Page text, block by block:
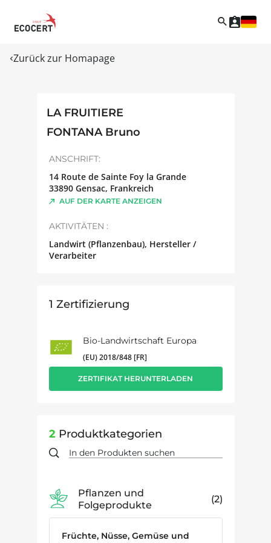
Zurück zur Homapage
LA FRUITIERE
FONTANA Bruno
ANSCHRIFT:
14 Route de Sainte Foy la Grande
33890 Gensac, Frankreich
AUF DER KARTE ANZEIGEN
AKTIVITÄTEN :
Landwirt (Pflanzenbau), Hersteller /
Verarbeiter
1 Zertifizierung
Bio-Landwirtschaft Europa
(EU) 2018/848 [FR]
ZERTIFIKAT HERUNTERLADEN
2 Produktkategorien
Pflanzen und
Folgeprodukte
2
Früchte, Nüsse, Gemüse und